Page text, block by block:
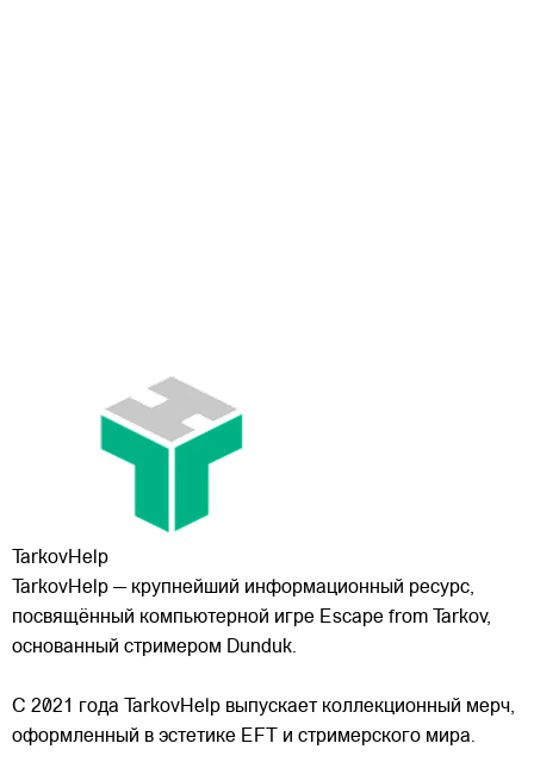
TarkovHelp
TarkovHelp — крупнейший информационный ресурс,
посвящённый компьютерной игре Escape from Tarkov,
основанный стримером Dunduk.
С 2021 года TarkovHelp выпускает коллекционный мерч,
оформленный в эстетике EFT и стримерского мира.